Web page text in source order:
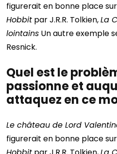
figurerait en bonne place
Hobbit par J.R.R. Tolkien,La
lointains Un autre exemple
Resnick.
Quel est le
passionne et
attaquez en ce
Le château de Lord
figurerait en bonne place